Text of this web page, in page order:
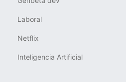
Laboral
Netflix
Inteligencia Artificial